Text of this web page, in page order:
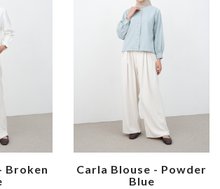
Broken
Carla Blouse - Powder
Blue